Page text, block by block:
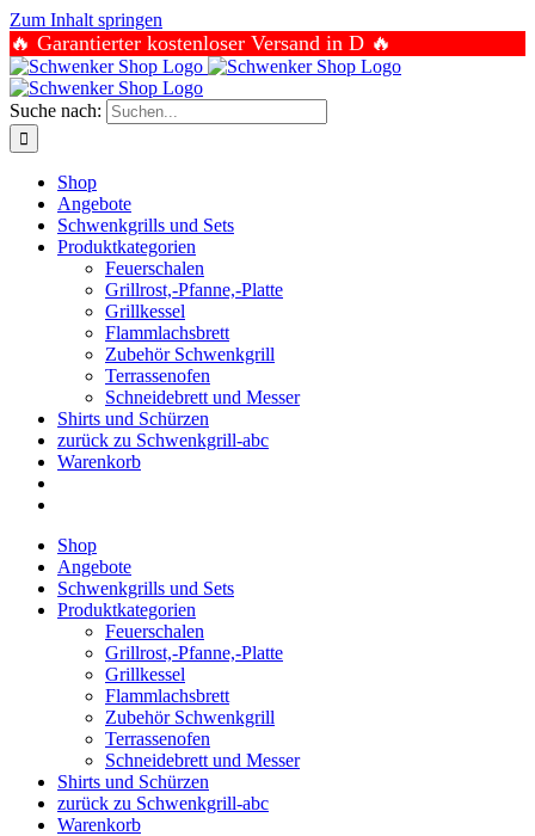
Zum Inhalt springen
🔥 Garantierter kostenloser Versand in D 🔥
Suche nach:
Shop
Angebote
Schwenkgrills und Sets
Produktkategorien
Feuerschalen
Grillrost,-Pfanne,-Platte
Grillkessel
Flammlachsbrett
Zubehör Schwenkgrill
Terrassenofen
Schneidebrett und Messer
Shirts und Schürzen
zurück zu Schwenkgrill-abc
Warenkorb
Shop
Angebote
Schwenkgrills und Sets
Produktkategorien
Feuerschalen
Grillrost,-Pfanne,-Platte
Grillkessel
Flammlachsbrett
Zubehör Schwenkgrill
Terrassenofen
Schneidebrett und Messer
Shirts und Schürzen
zurück zu Schwenkgrill-abc
Warenkorb